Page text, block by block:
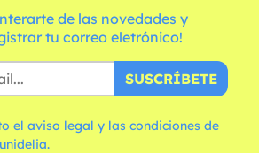
de las novedades y
tu correo eletrónico!
SUSCRÍBETE
el aviso legal y las condiciones